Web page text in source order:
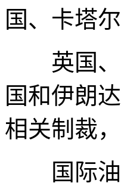
国、卡塔
英国、
国和伊朗
相关制裁
国际油